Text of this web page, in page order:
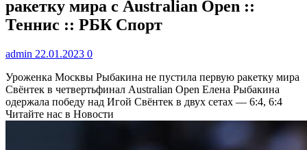
ракетку мира с Australian Open ::
Теннис :: РБК Спорт
admin 22.01.2023 0
Уроженка Москвы Рыбакина не пустила первую ракетку мира
Свёнтек в четвертьфинал Australian Open Елена Рыбакина
одержала победу над Игой Свёнтек в двух сетах — 6:4, 6:4
Читайте нас в Новости